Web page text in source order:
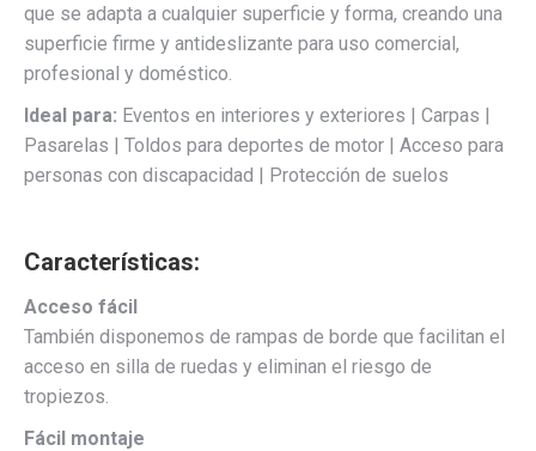
que se adapta a cualquier superficie y forma, creando una
superficie firme y antideslizante para uso comercial,
profesional y doméstico.
Ideal para: Eventos en interiores y exteriores | Carpas |
Pasarelas | Toldos para deportes de motor | Acceso para
personas con discapacidad | Protección de suelos
Características:
Acceso fácil
También disponemos de rampas de borde que facilitan el
acceso en silla de ruedas y eliminan el riesgo de
tropiezos.
Fácil montaje